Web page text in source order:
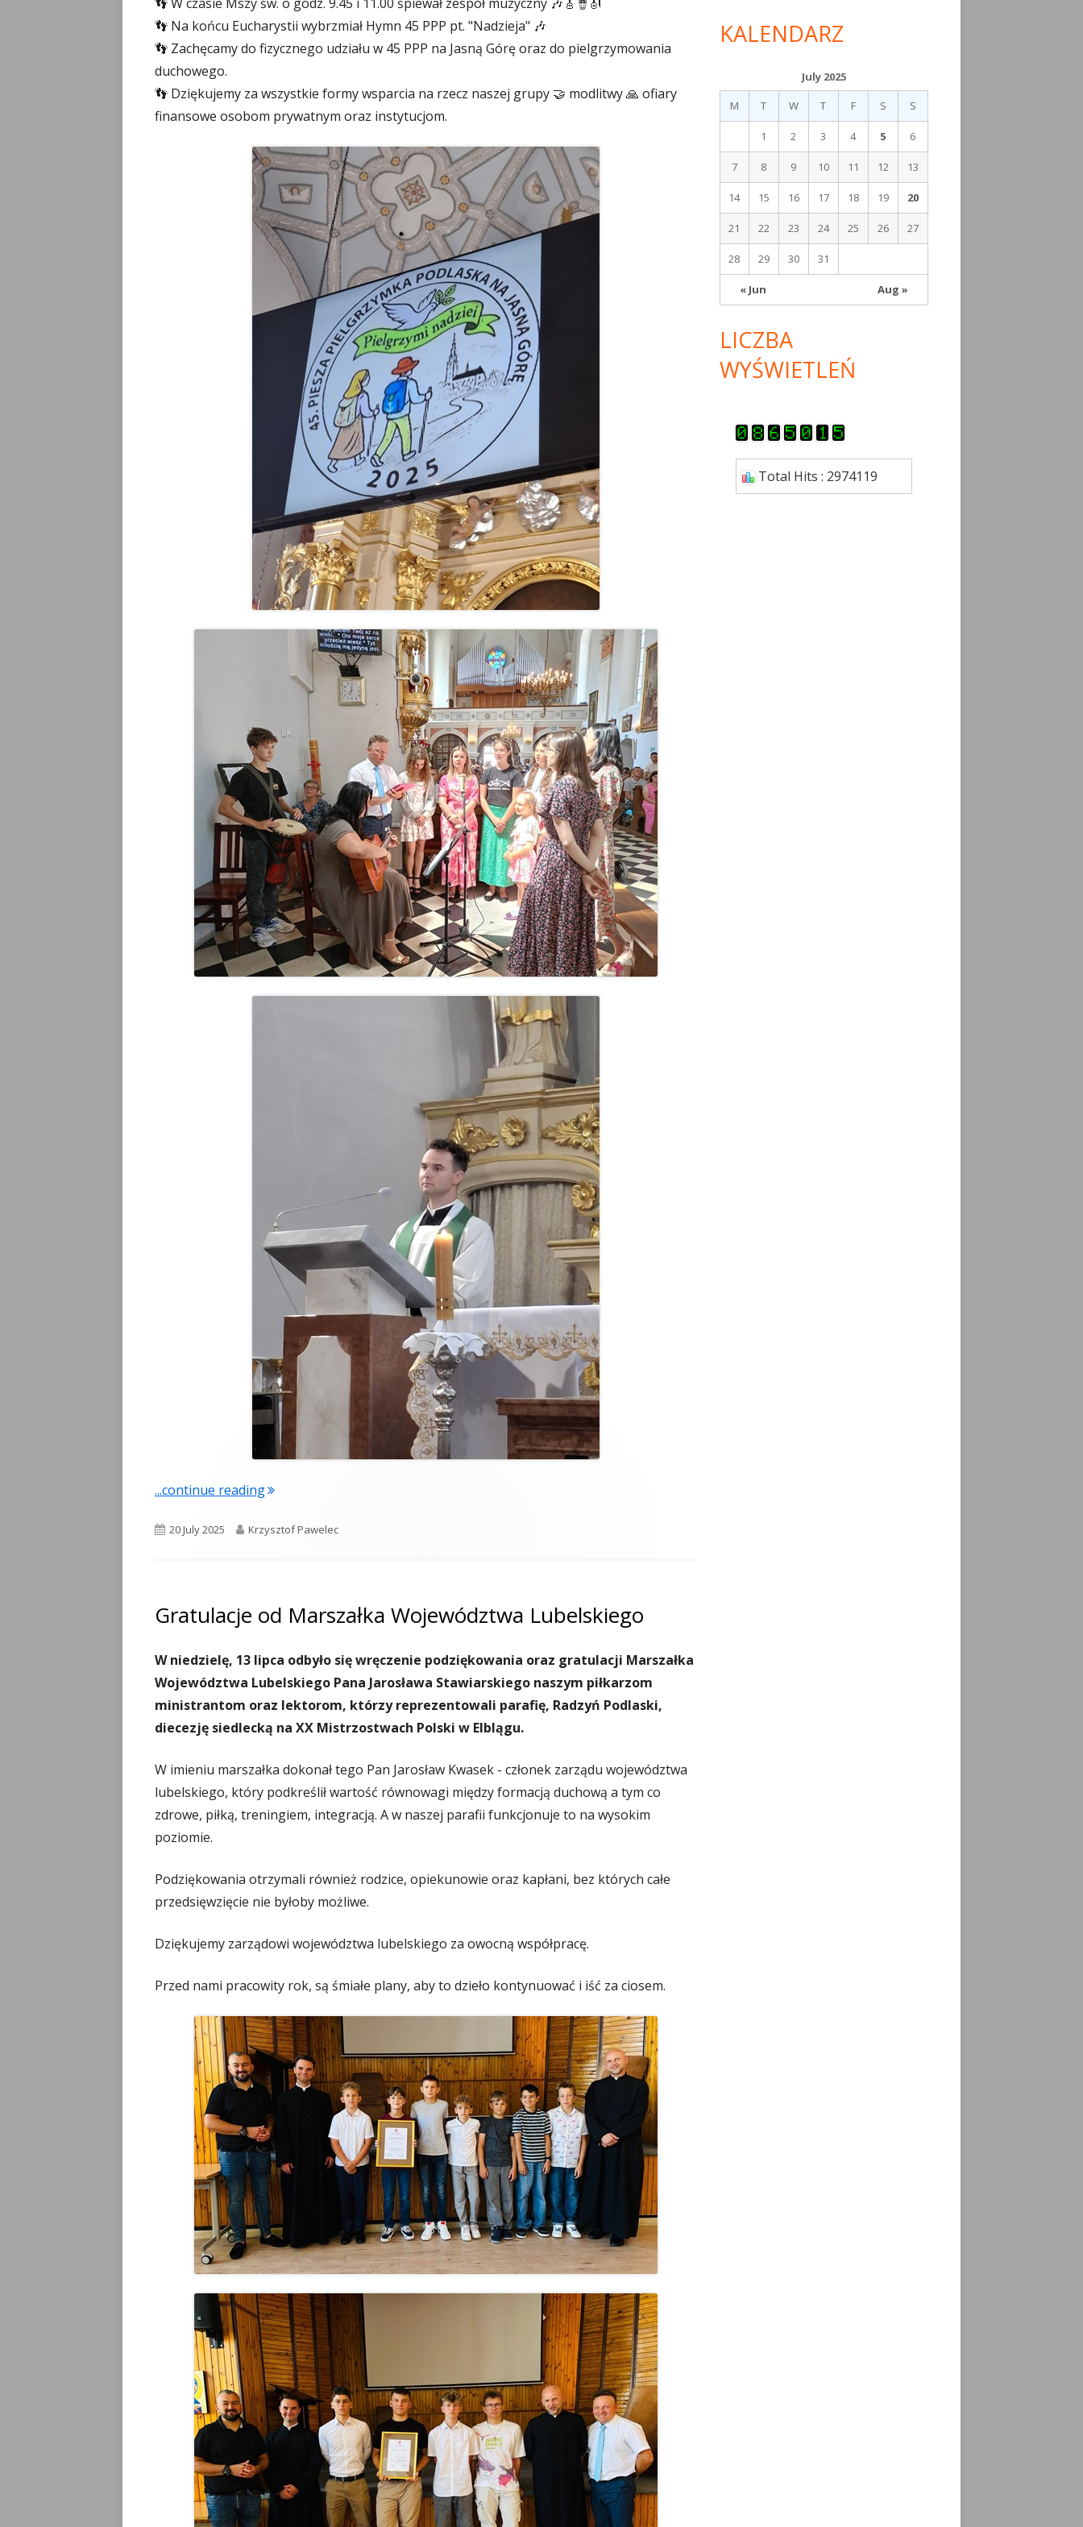
👣 Na końcu Eucharystii wybrzmiał Hymn 45 PPP pt. "Nadzieja" 🎶
👣 Zachęcamy do fizycznego udziału w 45 PPP na Jasną Górę oraz do pielgrzymowania
duchowego.
👣 Dziękujemy za wszystkie formy wsparcia na rzecz naszej grupy 🤝 modlitwy 🙏 ofiary
finansowe osobom prywatnym oraz instytucjom.
...continue reading"Niedziela Pielgrzymkowa"
Published
20 July 2025 Author
Krzysztof Pawelec
Gratulacje od Marszałka Województwa Lubelskiego
W niedzielę, 13 lipca odbyło się wręczenie podziękowania oraz gratulacji Marszałka
Województwa Lubelskiego Pana Jarosława Stawiarskiego naszym piłkarzom
ministrantom oraz lektorom, którzy reprezentowali parafię, Radzyń Podlaski,
diecezję siedlecką na XX Mistrzostwach Polski w Elblągu.
W imieniu marszałka dokonał tego Pan Jarosław Kwasek - członek zarządu województwa
lubelskiego, który podkreślił wartość równowagi między formacją duchową a tym co
zdrowe, piłką, treningiem, integracją. A w naszej parafii funkcjonuje to na wysokim
poziomie.
Podziękowania otrzymali również rodzice, opiekunowie oraz kapłani, bez których całe
przedsięwzięcie nie byłoby możliwe.
Dziękujemy zarządowi województwa lubelskiego za owocną współpracę.
Przed nami pracowity rok, są śmiałe plany, aby to dzieło kontynuować i iść za ciosem.
KALENDARZ
July 2025
M
T W T F S S
« Jun Aug »
1 2 3 4 5 6
7 8 9 10 11 12 13
14 15 16 17 18 19 20
21 22 23 24 25 26 27
28 29 30 31
LICZBA
WYŚWIETLEŃ
Total Hits : 2974119